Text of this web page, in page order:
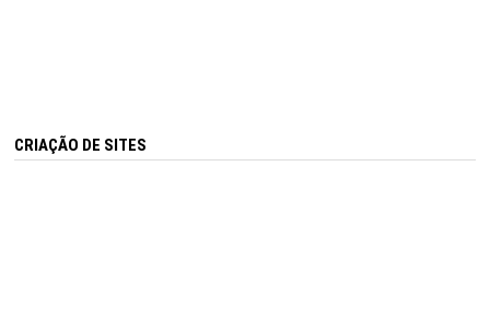
CRIAÇÃO DE SITES